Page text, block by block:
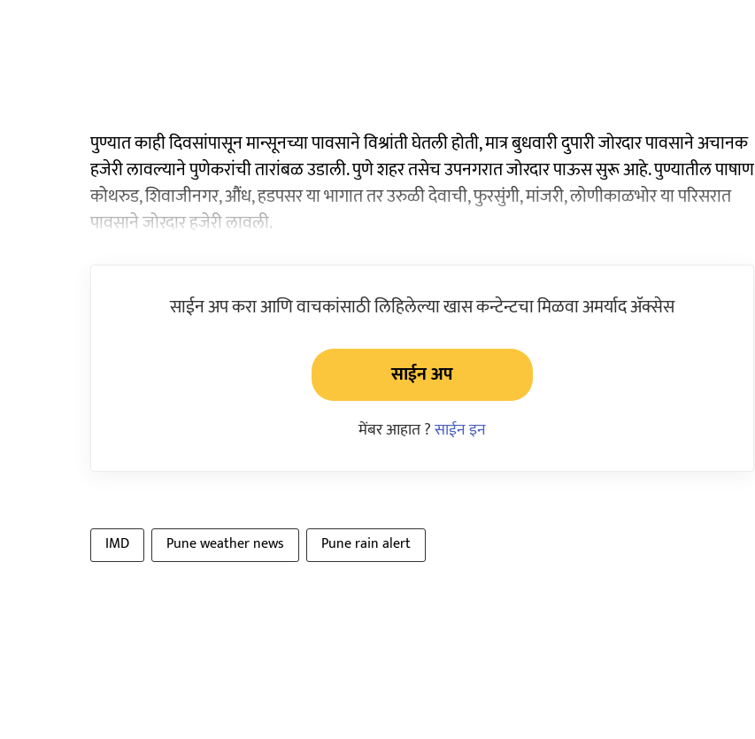
पुण्यात काही दिवसांपासून मान्सूनच्या पावसाने विश्रांती घेतली होती, मात्र बुधवारी दुपारी जोरदार पावसाने अचानक
हजेरी लावल्याने पुणेकरांची तारांबळ उडाली. पुणे शहर तसेच उपनगरात जोरदार पाऊस सुरू आहे. पुण्यातील पाषाण
कोथरुड, शिवाजीनगर, औंध, हडपसर या भागात तर उरुळी देवाची, फुरसुंगी, मांजरी, लोणीकाळभोर या परिसरात
पावसाने जोरदार हजेरी लावली.
साईन अप करा आणि वाचकांसाठी लिहिलेल्या खास कन्टेन्टचा मिळवा अमर्याद ॲक्सेस
साईन अप
मेंबर आहात ?साईन इन
IMD Pune weather news Pune rain alert